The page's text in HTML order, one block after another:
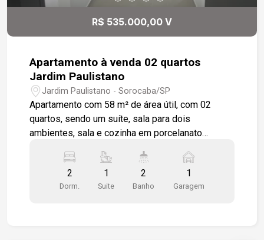
R$ 535.000,00 V
Apartamento à venda 02 quartos
Jardim Paulistano
Jardim Paulistano - Sorocaba/SP
Apartamento com 58 m² de área útil, com 02
quartos, sendo um suíte, sala para dois
ambientes, sala e cozinha em porcelanato
pias , bancadas em granito, varanda gourmet com
pia de bancada em granito, 01 vaga de garagem e
01 depósito. O condomínio conta com portaria 24
2
Dorm.
1
Suite
2
Banho
1
Garagem